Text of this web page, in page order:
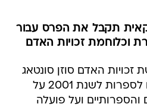
תקבל את הפרס עבור
וכלוחמת זכויות האדם
האדם סוזן סונטאג
תקבל את פרס ירושלים לספרות לשנת 2001 על
והספרותיים ועל פועלה